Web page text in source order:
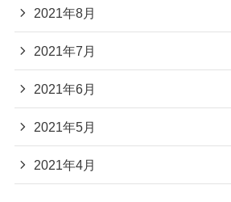
2021年8月
2021年7月
2021年6月
2021年5月
2021年4月